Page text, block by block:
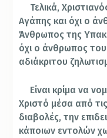
Τελικά,
Αγάπης και όχι ο
Άνθρωπος της
όχι ο άνθρωπος
αδιάκριτου
Είναι κρίμα να
Χριστό μέσα από
διαβολές, την
κάποιων εντολών